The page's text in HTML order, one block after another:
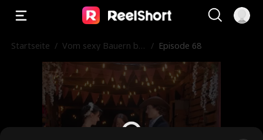
Startseite / Vom sexy Bauern bef
/ Episode 68